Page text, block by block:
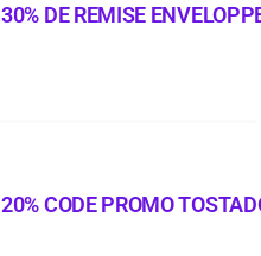
30% DE REMISE
20% CODE PROMO